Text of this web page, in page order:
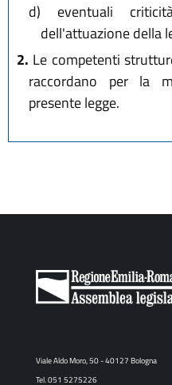
d) eventuali
dell'attuazione della
2. Le competenti
raccordano per la
presente legge.
Viale Aldo Moro, 50 - 40127 Bologna
Tel. 051 5275226